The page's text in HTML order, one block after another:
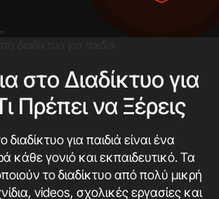
στο Διαδίκτυο για
Πρέπει να Ξέρεις
για παιδιά είναι ένα
κάθε γονιό και εκπαιδευτικό. Τα
το διαδίκτυο από πολύ μικρή
videos, σχολικές εργασίες και